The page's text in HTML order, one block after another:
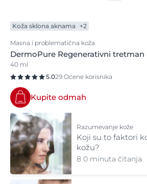
Koža sklona aknama +2
Masna i problematična koža
DermoPure Regenerativni tretman
40 ml
5.029 Ocene korisnika
Kupite odmah
Razumevanje kože
Koji su to faktori
kožu?
8 0 minuta čitanja